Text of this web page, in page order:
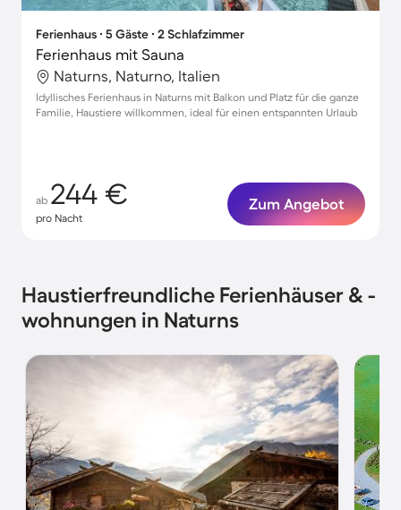
Ferienhaus ∙ 5 Gäste ∙ 2 Schlafzimmer
Ferienhaus mit Sauna
Naturns, Naturno, Italien
Idyllisches Ferienhaus in Naturns mit Balkon und Platz für die ganze
Familie, Haustiere willkommen, ideal für einen entspannten Urlaub
ab 244 €
pro Nacht
Zum Angebot
Haustierfreundliche Ferienhäuser & -
wohnungen in Naturns